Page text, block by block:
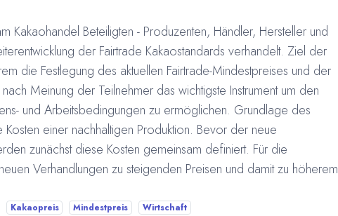
Kakaohandel Beteiligten - Produzenten, Händler, Hersteller und
der Fairtrade Kakaostandards verhandelt. Ziel der
die Festlegung des aktuellen Fairtrade-Mindestpreises und der
Meinung der Teilnehmer das wichtigste Instrument um den
und Arbeitsbedingungen zu ermöglichen. Grundlage des
einer nachhaltigen Produktion. Bevor der neue
zunächst diese Kosten gemeinsam definiert. Für die
Verhandlungen zu steigenden Preisen und damit zu höherem
Kakaopreis Mindestpreis Wirtschaft